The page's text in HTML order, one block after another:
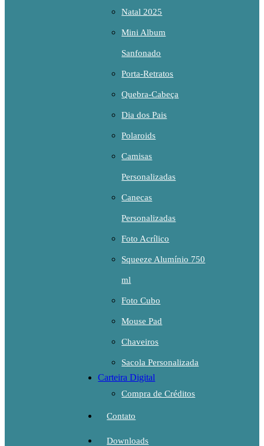
Natal 2025
Mini Album
Sanfonado
Porta-Retratos
Quebra-Cabeça
Dia dos Pais
Polaroids
Camisas
Personalizadas
Canecas
Personalizadas
Foto Acrílico
Squeeze Alumínio 750
ml
Foto Cubo
Mouse Pad
Chaveiros
Sacola Personalizada
Carteira Digital
Compra de Créditos
Contato
Downloads